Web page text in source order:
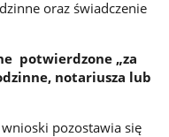
oraz świadczenie
potwierdzone „za
notariusza lub
pozostawia się